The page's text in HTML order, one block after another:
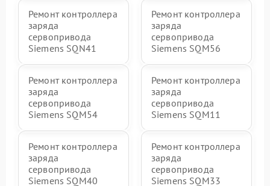
Ремонт контроллера
заряда
сервопривода
Siemens SQN41
Ремонт контроллера
заряда
сервопривода
Siemens SQM56
Ремонт контроллера
заряда
сервопривода
Siemens SQM54
Ремонт контроллера
заряда
сервопривода
Siemens SQM11
Ремонт контроллера
заряда
сервопривода
Siemens SQM40
Ремонт контроллера
заряда
сервопривода
Siemens SQM33